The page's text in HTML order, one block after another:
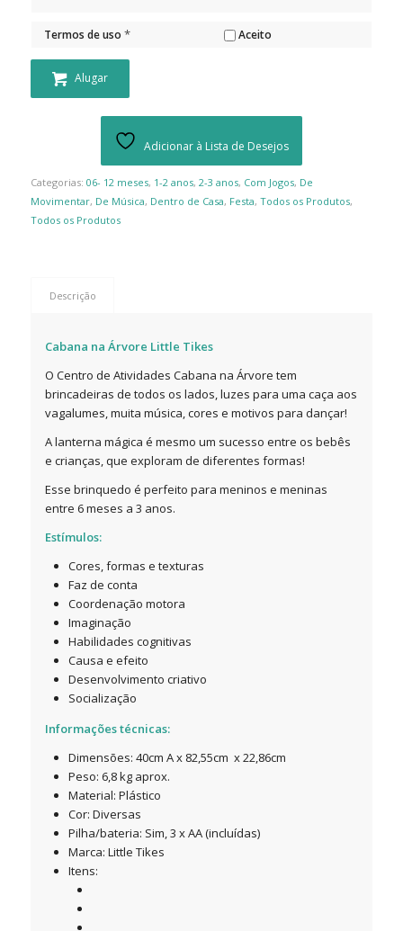
Termos de uso* Aceito
Alugar
Adicionar à Lista de Desejos
Categorias: 06- 12 meses, 1-2 anos, 2-3 anos, Com Jogos, De
Movimentar, De Música, Dentro de Casa, Festa, Todos os Produtos,
Todos os Produtos
Descrição
Cabana na Árvore Little Tikes
O Centro de Atividades Cabana na Árvore tem
brincadeiras de todos os lados, luzes para uma caça aos
vagalumes, muita música, cores e motivos para dançar!
A lanterna mágica é mesmo um sucesso entre os bebês
e crianças, que exploram de diferentes formas!
Esse brinquedo é perfeito para meninos e meninas
entre 6 meses a 3 anos.
Estímulos:
Cores, formas e texturas
Faz de conta
Coordenação motora
Imaginação
Habilidades cognitivas
Causa e efeito
Desenvolvimento criativo
Socialização
Informações técnicas:
Dimensões: 40cm A x 82,55cm x 22,86cm
Peso: 6,8 kg aprox.
Material: Plástico
Cor: Diversas
Pilha/bateria: Sim, 3 x AA (incluídas)
Marca: Little Tikes
Itens: